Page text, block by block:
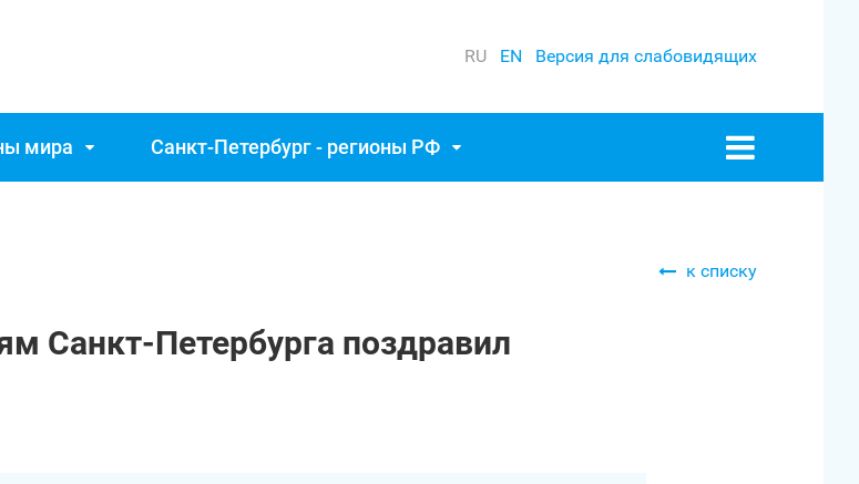
RU EN Версия для слабовидящих
мира Санкт‑Петербург - регионы РФ
к списку
Санкт‑Петербурга поздравил